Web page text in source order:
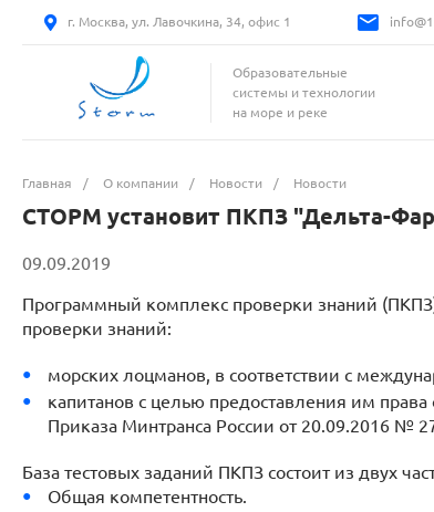
г. Москва, ул. Лавочкина, 34, офис 1
Образовательные
системы и технологии
на море и реке
Главная / О компании / Новости / Новости
СТОРМ установит ПКПЗ "Дельта-
09.09.2019
Программный комплекс проверки знаний
проверки знаний:
морских лоцманов, в соответствии с
капитанов с целью предоставления им
Приказа Минтранса России от 20.09.2016 №
База тестовых заданий ПКПЗ состоит из двух
Общая компетентность.